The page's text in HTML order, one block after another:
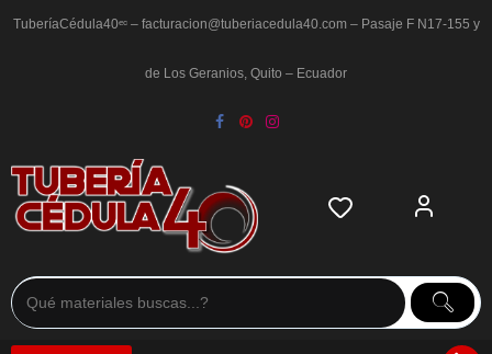
TuberíaCédula40ᵉᶜ – facturacion@tuberiacedula40.com – Pasaje F N17-155 y
de Los Geranios, Quito – Ecuador